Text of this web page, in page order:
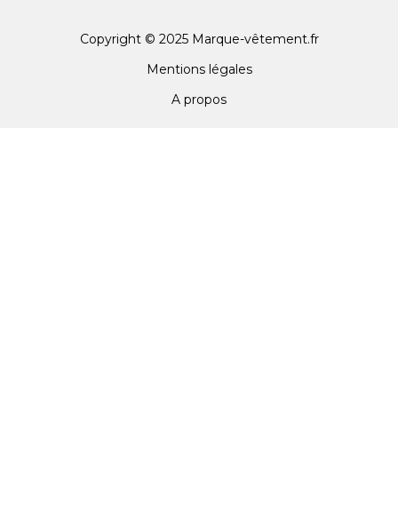
Copyright © 2025 Marque-vêtement.fr
Mentions légales
A propos